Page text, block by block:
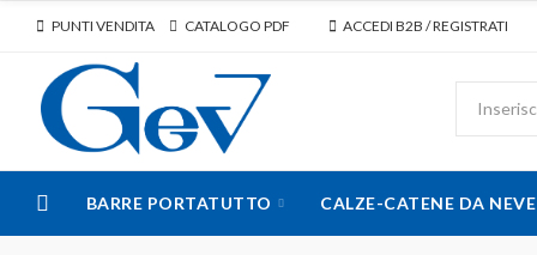
PUNTI VENDITA CATALOGO PDF ACCEDI B2B / REGISTRATI
BARRE PORTATUTTO CALZE-CATENE DA NEVE